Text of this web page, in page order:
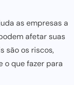
as empresas a
afetar suas
são os riscos,
o que fazer para